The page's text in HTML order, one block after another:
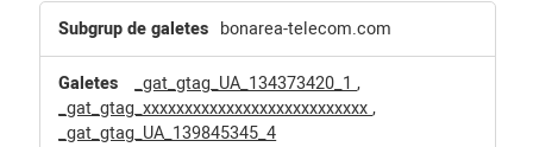
Galetes
de
personalització
bonarea-telecom.com
_gat_gtag_UA_134373420_1,
_gat_gtag_xxxxxxxxxxxxxxxxxxxxxxxxxxx,
_gat_gtag_UA_139845345_4